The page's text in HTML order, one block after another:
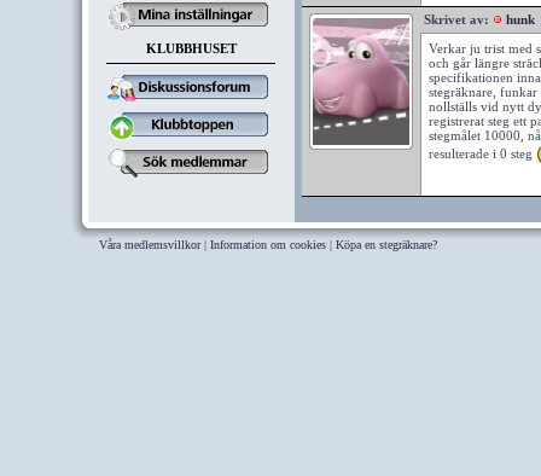
KLUBBHUSET
Skrivet av:
hunk
Verkar ju trist med
och går längre
specifikationen
stegräknare,
nollställs vid nytt
registrerat steg ett
stegmålet 10000,
resulterade i 0 steg
Våra medlemsvillkor| Information om cookies | Köpa en stegräknare?